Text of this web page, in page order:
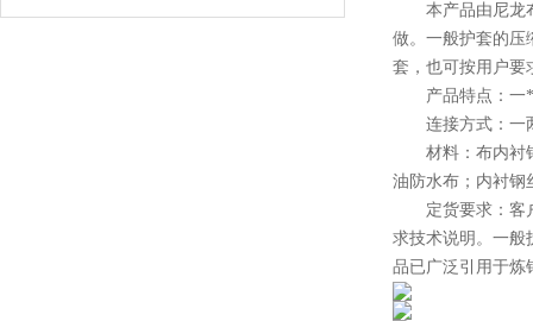
本产品由尼龙布
做。一般护套的压
套，也可按用户要
产品特点：一*
连接方式：一两
材料：布内衬钢
油防水布；内衬钢
定货要求：客户
求技术说明。一般
品已广泛引用于炼